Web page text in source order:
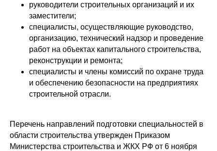
руководители строительных организаций и их
заместители;
специалисты, осуществляющие руководство,
организацию, технический надзор и проведение
работ на объектах капитального строительства,
реконструкции и ремонта;
специалисты и члены комиссий по охране труда
и обеспечению безопасности на предприятиях
строительной отрасли.
Перечень направлений подготовки специальностей в
области строительства утвержден Приказом
Министерства строительства и ЖКХ РФ от 6 ноября